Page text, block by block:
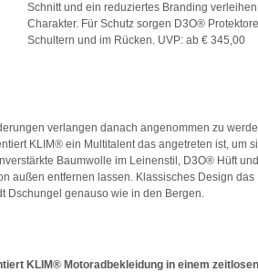
Schnitt und ein reduziertes Branding
Charakter. Für Schutz sorgen D3O®
Schultern und im Rücken. UVP: ab € 345,00
verlangen danach angenommen zu
KLIM® ein Multitalent das angetreten ist, um
Baumwolle im Leinenstil, D3O® Hüft und
außen entfernen lassen. Klassisches Design das
Dschungel genauso wie in den Bergen.
KLIM® Motoradbekleidung in einem